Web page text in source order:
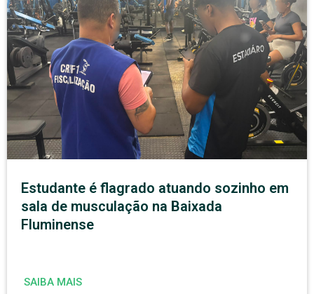
Estudante é flagrado atuando sozinho em
sala de musculação na Baixada
Fluminense
SAIBA MAIS